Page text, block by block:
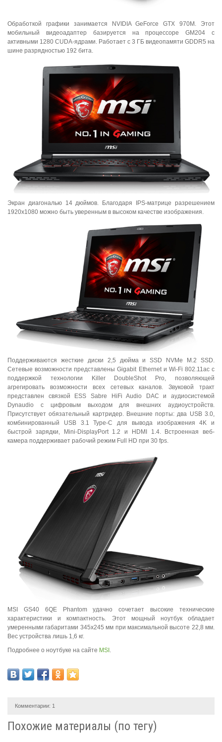
Обработкой графики занимается NVIDIA GeForce GTX 970M. Этот
мобильный видеоадаптер базируется на процессоре GM204 с
активными 1280 CUDA-ядрами. Работает с 3 ГБ видеопамяти GDDR5 на
шине разрядностью 192 бита.
Экран диагональю 14 дюймов. Благодаря IPS-матрице разрешением
1920x1080 можно быть уверенным в высоком качестве изображения.
Поддерживаются жесткие диски 2,5 дюйма и SSD NVMe M.2 SSD.
Сетевые возможности представлены Gigabit Ethernet и Wi-Fi 802.11ac с
поддержкой технологии Killer DoubleShot Pro, позволяющей
агрегировать возможности всех сетевых каналов. Звуковой тракт
представлен связкой ESS Sabre HiFi Audio DAC и аудиосистемой
Dynaudio с цифровым выходом для внешних аудиоустройств.
Присутствует обязательный картридер. Внешние порты: два USB 3.0,
комбинированный USB 3.1 Type-C для вывода изображения 4K и
быстрой зарядки, Mini-DisplayPort 1.2 и HDMI 1.4. Встроенная веб-
камера поддерживает рабочий режим Full HD при 30 fps.
MSI GS40 6QE Phantom удачно сочетает высокие технические
характеристики и компактность. Этот мощный ноутбук обладает
умеренными габаритами 345x245 мм при максимальной высоте 22,8 мм.
Вес устройства лишь 1,6 кг.
Подробнее о ноутбуке на сайте MSI .
Комментарии: 1
Похожие материалы (по тегу)